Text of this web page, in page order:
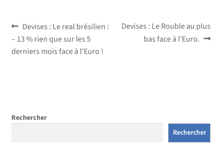
Navigation
de
Article
précédent :
Devises : Le real brésilien :
– 13 % rien que sur les 5
derniers mois face à l’Euro !
Article
suivant :
Devises : Le Rouble au plus
bas face à l’Euro.
Rechercher
Rechercher